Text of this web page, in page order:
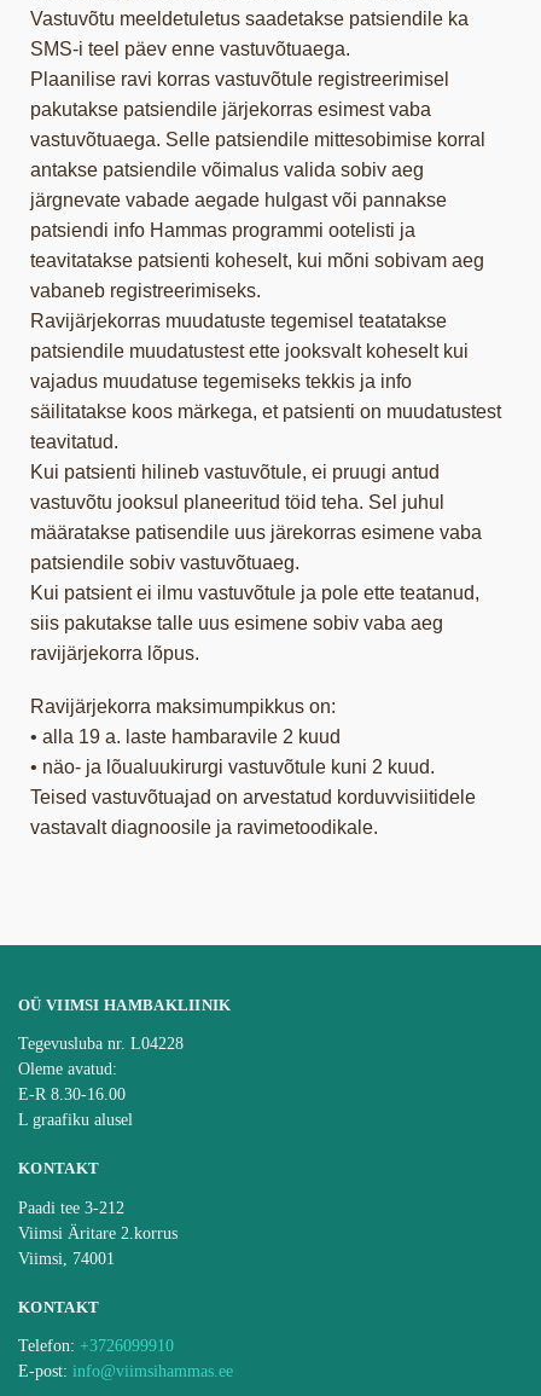
Vastuvõtu meeldetuletus saadetakse patsiendile ka
SMS-i teel päev enne vastuvõtuaega.
Plaanilise ravi korras vastuvõtule registreerimisel
pakutakse patsiendile järjekorras esimest vaba
vastuvõtuaega. Selle patsiendile mittesobimise korral
antakse patsiendile võimalus valida sobiv aeg
järgnevate vabade aegade hulgast või pannakse
patsiendi info Hammas programmi ootelisti ja
teavitatakse patsienti koheselt, kui mõni sobivam aeg
vabaneb registreerimiseks.
Ravijärjekorras muudatuste tegemisel teatatakse
patsiendile muudatustest ette jooksvalt koheselt kui
vajadus muudatuse tegemiseks tekkis ja info
säilitatakse koos märkega, et patsienti on muudatustest
teavitatud.
Kui patsienti hilineb vastuvõtule, ei pruugi antud
vastuvõtu jooksul planeeritud töid teha. Sel juhul
määratakse patisendile uus järekorras esimene vaba
patsiendile sobiv vastuvõtuaeg.
Kui patsient ei ilmu vastuvõtule ja pole ette teatanud,
siis pakutakse talle uus esimene sobiv vaba aeg
ravijärjekorra lõpus.
Ravijärjekorra maksimumpikkus on:
• alla 19 a. laste hambaravile 2 kuud
• näo- ja lõualuukirurgi vastuvõtule kuni 2 kuud.
Teised vastuvõtuajad on arvestatud korduvvisiitidele
vastavalt diagnoosile ja ravimetoodikale.
OÜ VIIMSI HAMBAKLIINIK
Tegevusluba nr. L04228
Oleme avatud:
E-R 8.30-16.00
L graafiku alusel
KONTAKT
Paadi tee 3-212
Viimsi Äritare 2.korrus
Viimsi, 74001
KONTAKT
Telefon: +3726099910
E-post: info@viimsihammas.ee